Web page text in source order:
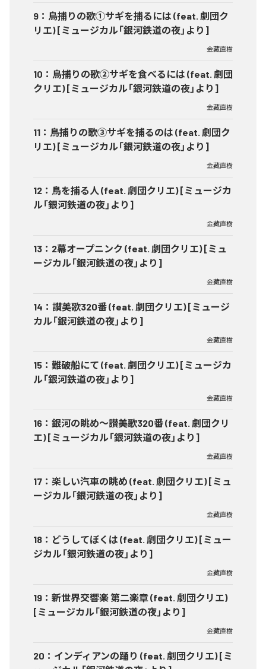
9 ： 鳥捕りの歌①サギを捕るには (feat. 劇団ク
リエ) [ミュージカル「銀河鉄道の夜」より]
金藏直樹
10 ： 鳥捕りの歌②サギを食べるには (feat. 劇団
クリエ) [ミュージカル「銀河鉄道の夜」より]
金藏直樹
11 ： 鳥捕りの歌③サギを捕るのは (feat. 劇団ク
リエ) [ミュージカル「銀河鉄道の夜」より]
金藏直樹
12 ： 鳥を捕る人 (feat. 劇団クリエ) [ミュージカ
ル「銀河鉄道の夜」より]
金藏直樹
13 ： 2幕オープニンク (feat. 劇団クリエ) [ミュ
ージカル「銀河鉄道の夜」より]
金藏直樹
14 ： 讃美歌320番 (feat. 劇団クリエ) [ミュージ
カル「銀河鉄道の夜」より]
金藏直樹
15 ： 難破船にて (feat. 劇団クリエ) [ミュージカ
ル「銀河鉄道の夜」より]
金藏直樹
16 ： 銀河の眺め～讃美歌320番 (feat. 劇団クリ
エ) [ミュージカル「銀河鉄道の夜」より]
金藏直樹
17 ： 楽しい汽車の眺め (feat. 劇団クリエ) [ミュ
ージカル「銀河鉄道の夜」より]
金藏直樹
18 ： どうしてぼくは (feat. 劇団クリエ) [ミュー
ジカル「銀河鉄道の夜」より]
金藏直樹
19 ： 新世界交響楽 第二楽章 (feat. 劇団クリエ)
[ミュージカル「銀河鉄道の夜」より]
金藏直樹
20 ： インディアンの踊り (feat. 劇団クリエ) [ミ